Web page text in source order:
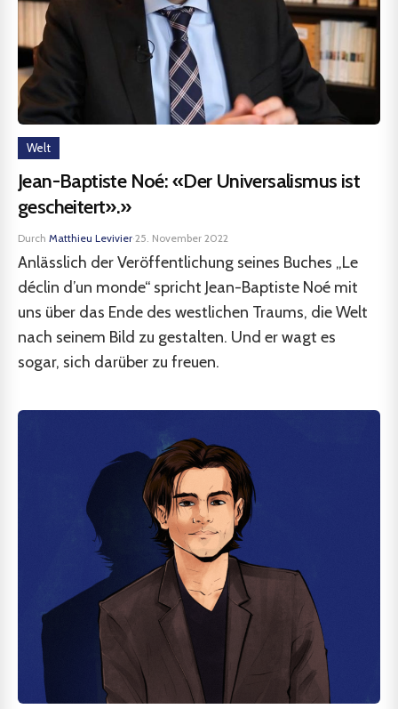
Welt
Jean-Baptiste Noé: «Der Universalismus ist
gescheitert».»
Durch Matthieu Levivier·25. November 2022
Anlässlich der Veröffentlichung seines Buches „Le
déclin d’un monde“ spricht Jean-Baptiste Noé mit
uns über das Ende des westlichen Traums, die Welt
nach seinem Bild zu gestalten. Und er wagt es
sogar, sich darüber zu freuen.